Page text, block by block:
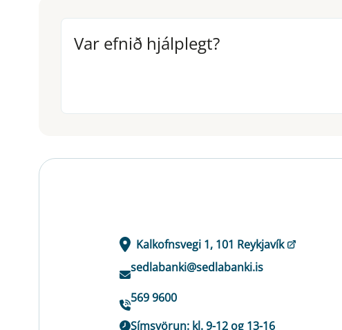
Var efnið hjálplegt?
Var efnið hjálplegt?
Kalkofnsvegi 1, 101 Reykjavík
sedlabanki@sedlabanki.is
569 9600
Símsvörun: kl. 9-12 og 13-16